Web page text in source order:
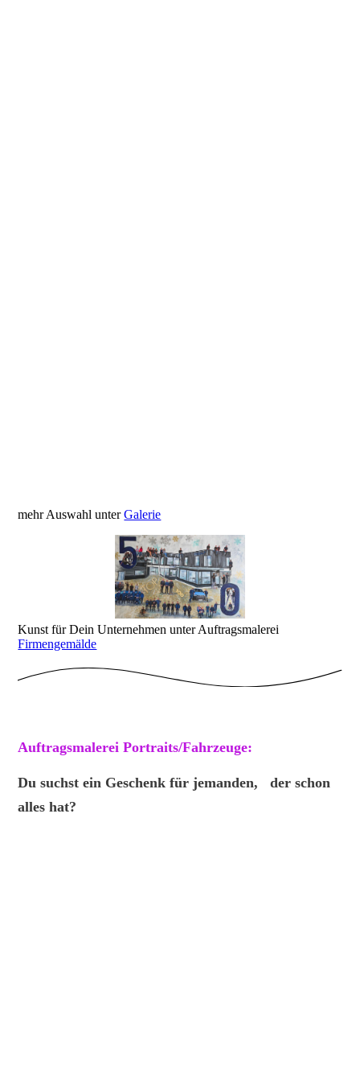
mehr Auswahl unterGalerie
Kunst für Dein Unternehmen unter Auftragsmalerei
Firmengemälde
Auftragsmalerei Portraits/Fahrzeuge:
Du suchst ein Geschenk für jemanden, der schon
alles hat?